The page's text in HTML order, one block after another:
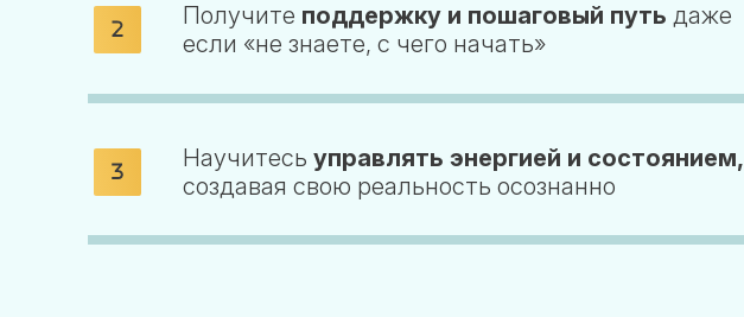
Получите поддержку и пошаговый путь даже
если «не знаете, с чего начать»
Научитесь управлять энергией и состоянием,
создавая свою реальность осознанно